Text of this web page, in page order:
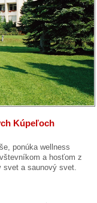
Kúpeľoch
ponúka wellness
a hosťom z
svet a saunový svet.